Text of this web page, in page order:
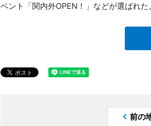
ベント「関内外OPEN！」などが選ばれた
前の